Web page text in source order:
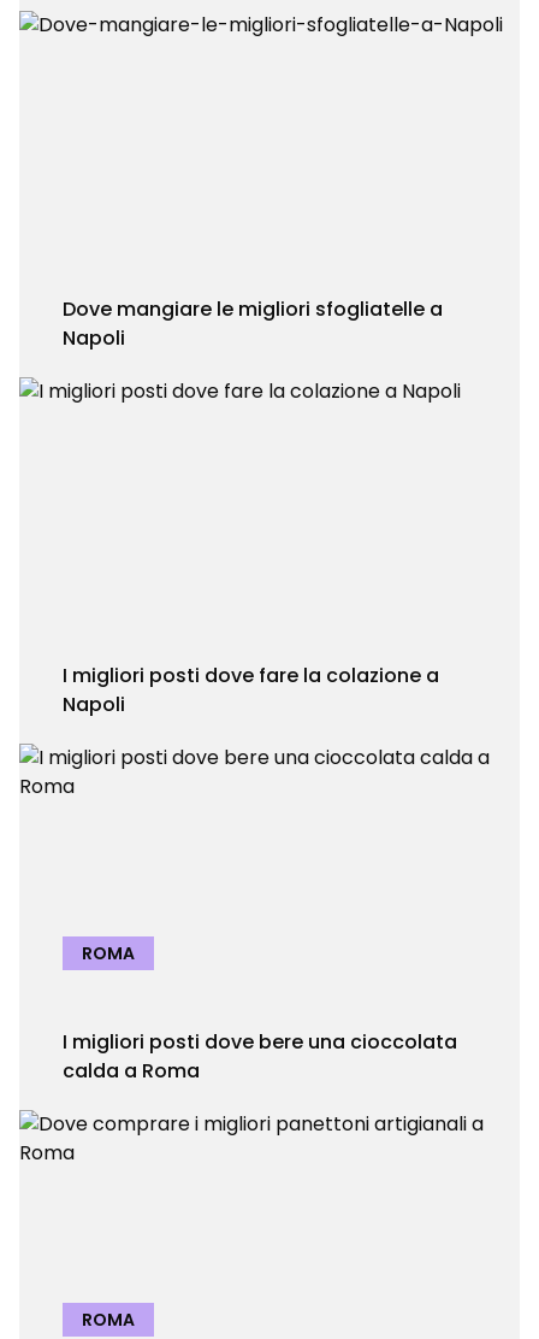
Dove mangiare le migliori sfogliatelle a
Napoli
I migliori posti dove fare la colazione a
Napoli
ROMA
I migliori posti dove bere una cioccolata
calda a Roma
ROMA